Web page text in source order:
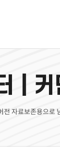
|
전 자료보존용으로